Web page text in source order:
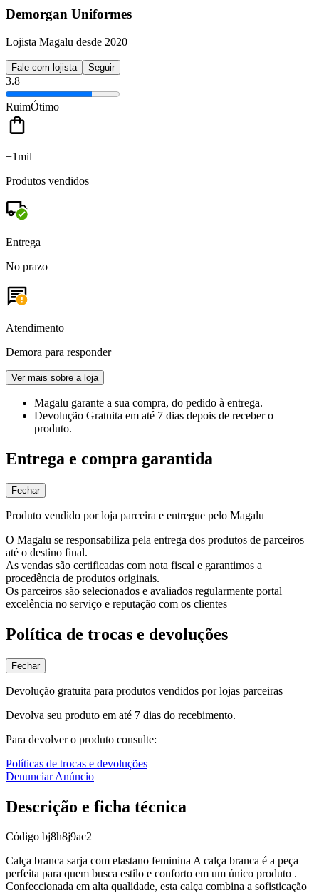
Demorgan Uniformes
Lojista Magalu desde 2020
Fale com lojista Seguir
3.8
RuimÓtimo
+1mil
Produtos vendidos
Entrega
No prazo
Atendimento
Demora para responder
Ver mais sobre a loja
Magalu garante a sua compra, do pedido à entrega.
Devolução Gratuita em até 7 dias depois de receber o
produto.
Entrega e compra garantida
Fechar
Produto vendido por loja parceira e entregue pelo Magalu
O Magalu se responsabiliza pela entrega dos produtos de parceiros
até o destino final.
As vendas são certificadas com nota fiscal e garantimos a
procedência de produtos originais.
Os parceiros são selecionados e avaliados regularmente portal
excelência no serviço e reputação com os clientes
Política de trocas e devoluções
Fechar
Devolução gratuita para produtos vendidos por lojas parceiras
Devolva seu produto em até 7 dias do recebimento.
Para devolver o produto consulte:
Políticas de trocas e devoluções
Denunciar Anúncio
Descrição e ficha técnica
Código bj8h8j9ac2
Calça branca sarja com elastano feminina A calça branca é a peça
perfeita para quem busca estilo e conforto em um único produto .
Confeccionada em alta qualidade, esta calça combina a sofisticação